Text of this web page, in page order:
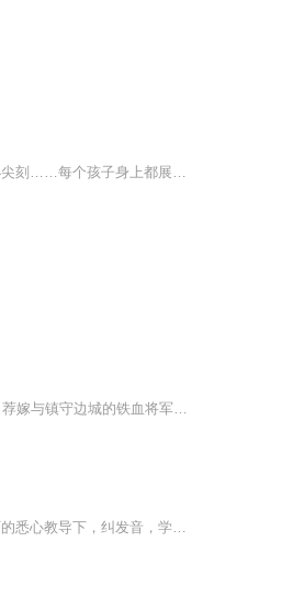
以儿童视角讲述温情校园故事，黑泽的莽撞、热情，阿进的温暖和懦弱，小岛的好学与小尖刻……每个孩子身上都展现出了多面性。小读者能从书中人物身上感受到成长的魅力。作者以温和、温情的笔法，把童心童趣一一展现给我们看，契合当下流行的慢成长主题，一...
48期一班作品边城风沙卷，良缘自天降！无父无母的十七岁医女夏瑶，为救病重姥姥，自荐嫁与镇守边城的铁血将军裴弘毅，一场荒唐婚事，竟牵出满世柔情。她身怀神医绝技，银针能止血，妙方能救命，在军营中力挽狂澜，为他疗伤续命；他是顶天立地的大将军，铁...
在喜马拉雅短短二个月的培训学习，令我感触颇深！我们全班同学在大咖老师，喜马老师的悉心教导下，纠发音，学说话，找感觉，学演播，我们不仅收获了成长，也收获了友谊！ 此作品是我们班主任～木木老师和全体学员用心演绎的毕业作品，希望大家喜欢！